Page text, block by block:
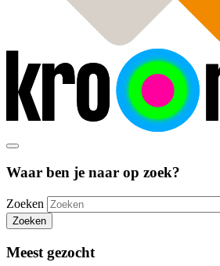
Waar ben je naar op zoek?
Zoeken
Zoeken
Meest gezocht